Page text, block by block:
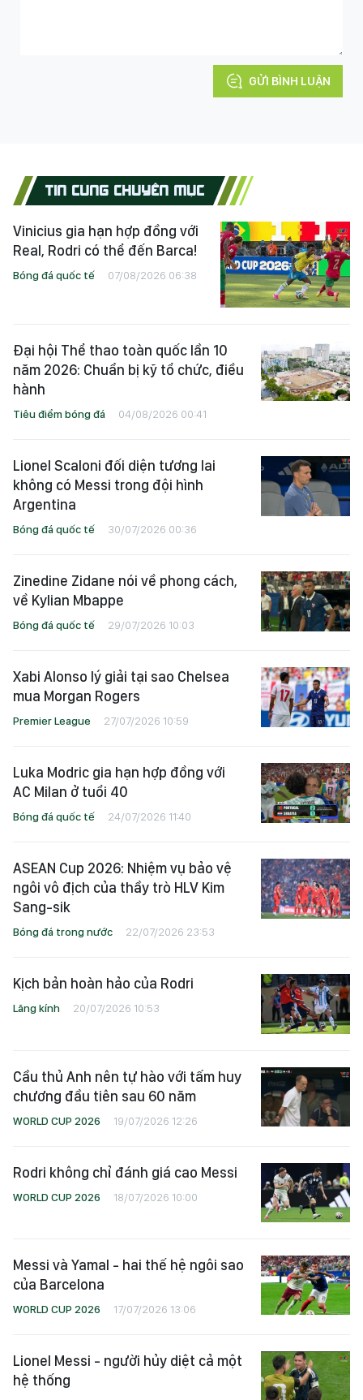
GỬI BÌNH LUẬN
TIN CÙNG CHUYÊN MỤC
Vinicius gia hạn hợp đồng với
Real, Rodri có thể đến Barca!
Bóng đá quốc tế 07/08/2026 06:38
Đại hội Thể thao toàn quốc lần 10
năm 2026: Chuẩn bị kỹ tổ chức, điều
hành
Tiêu điểm bóng đá 04/08/2026 00:41
Lionel Scaloni đối diện tương lai
không có Messi trong đội hình
Argentina
Bóng đá quốc tế 30/07/2026 00:36
Zinedine Zidane nói về phong cách,
về Kylian Mbappe
Bóng đá quốc tế 29/07/2026 10:03
Xabi Alonso lý giải tại sao Chelsea
mua Morgan Rogers
Premier League 27/07/2026 10:59
Luka Modric gia hạn hợp đồng với
AC Milan ở tuổi 40
Bóng đá quốc tế 24/07/2026 11:40
ASEAN Cup 2026: Nhiệm vụ bảo vệ
ngôi vô địch của thầy trò HLV Kim
Sang-sik
Bóng đá trong nước 22/07/2026 23:53
Kịch bản hoàn hảo của Rodri
Lăng kính 20/07/2026 10:53
Cầu thủ Anh nên tự hào với tấm huy
chương đầu tiên sau 60 năm
WORLD CUP 2026 19/07/2026 12:26
Rodri không chỉ đánh giá cao Messi
WORLD CUP 2026 18/07/2026 10:00
Messi và Yamal - hai thế hệ ngôi sao
của Barcelona
WORLD CUP 2026 17/07/2026 13:06
Lionel Messi - người hủy diệt cả một
hệ thống